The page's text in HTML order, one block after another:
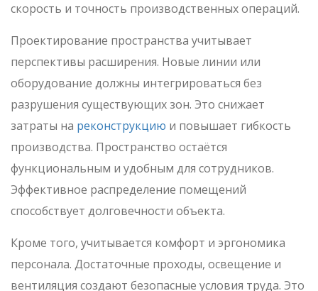
скорость и точность производственных операций.
Проектирование пространства учитывает
перспективы расширения. Новые линии или
оборудование должны интегрироваться без
разрушения существующих зон. Это снижает
затраты на реконструкцию и повышает гибкость
производства. Пространство остаётся
функциональным и удобным для сотрудников.
Эффективное распределение помещений
способствует долговечности объекта.
Кроме того, учитывается комфорт и эргономика
персонала. Достаточные проходы, освещение и
вентиляция создают безопасные условия труда. Это